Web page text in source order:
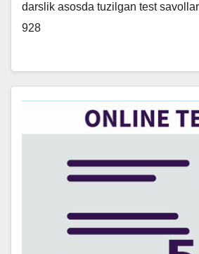
darslik asosda tuzilgan test
928